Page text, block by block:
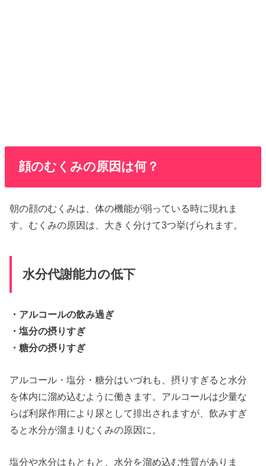
顔のむくみの原因は何？
朝の顔のむくみは、体の機能が弱っている時に現れま
す。むくみの原因は、大きく分けて3つ挙げられます。
水分代謝能力の低下
・アルコールの飲み過ぎ
・塩分の摂りすぎ
・糖分の摂りすぎ
アルコール・塩分・糖分はいづれも、摂りすぎると水分
を体内に溜め込むように働きます。アルコールは少量な
らば利尿作用により尿として排出されますが、飲みすぎ
ると水分が溜まりむくみの原因に。
塩分や水分はもともと、水分を溜め込む性質がありま